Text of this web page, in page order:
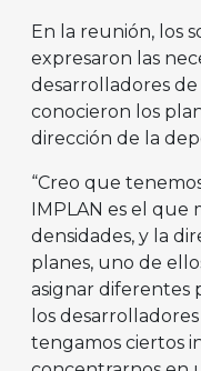
En la reunión, los
expresaron las
desarrolladores
conocieron los
dirección de la
“Creo que
IMPLAN es el
densidades, y la
planes, uno de
asignar diferentes
los
tengamos ciertos